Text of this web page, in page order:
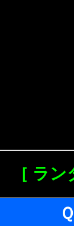
［ ラン